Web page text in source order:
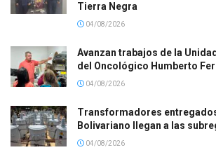
Tierra Negra
04/08/2026
Avanzan trabajos de la
del Oncológico Humberto
04/08/2026
Transformadores
Bolivariano llegan a las
04/08/2026